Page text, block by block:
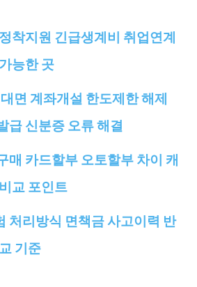
착지원 긴급생계비 취업연계
능한 곳
면 계좌개설 한도제한 해제
급 신분증 오류 해결
매 카드할부 오토할부 차이 캐
교 포인트
처리방식 면책금 사고이력 반
기준